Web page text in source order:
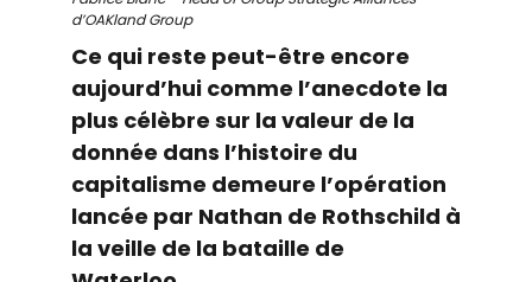
d’OAKland Group
Ce qui reste peut-être encore
aujourd’hui comme l’anecdote la
plus célèbre sur la valeur de la
donnée dans l’histoire du
capitalisme demeure l’opération
lancée par Nathan de Rothschild à
la veille de la bataille de